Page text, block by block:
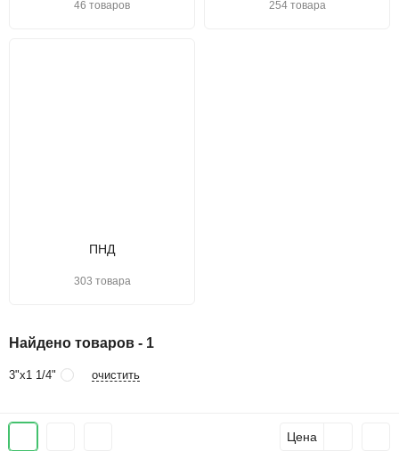
46 товаров 254 товара
ПНД
303 товара
Найдено товаров - 1
3"х1 1/4" очистить
Цена